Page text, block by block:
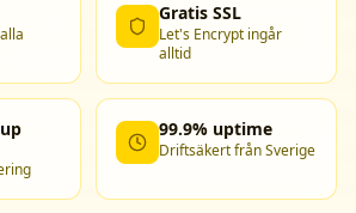
Gratis SSL
Let's Encrypt ingår
alltid
99.9% uptime
Driftsäkert från Sverige